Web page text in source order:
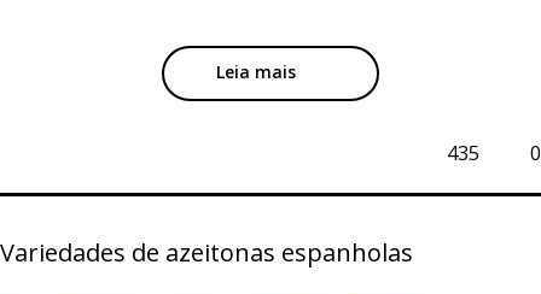
Leia mais
0
435
Variedades de azeitonas espanholas